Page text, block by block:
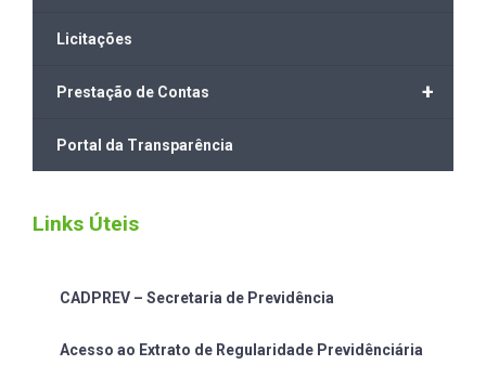
Licitações
+
Prestação de Contas
Portal da Transparência
Links Úteis
CADPREV – Secretaria de Previdência
Acesso ao Extrato de Regularidade Previdênciária